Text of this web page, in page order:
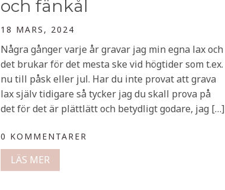
och fänkål
18 MARS, 2024
Några gånger varje år gravar jag min egna lax och
det brukar för det mesta ske vid högtider som t.ex.
nu till påsk eller jul. Har du inte provat att grava
lax själv tidigare så tycker jag du skall prova på
det för det är plättlätt och betydligt godare, jag […]
0 KOMMENTARER
LÄS MER